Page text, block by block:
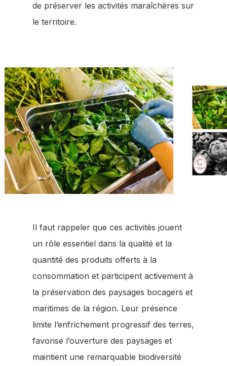
Votre panier est vide.
de préserver les activités maraîchères sur
le territoire.
Il faut rappeler que ces activités jouent
un rôle essentiel dans la qualité et la
quantité des produits offerts à la
consommation et participent activement à
la préservation des paysages bocagers et
maritimes de la région. Leur présence
limite l’enfrichement progressif des terres,
favorise l’ouverture des paysages et
maintient une remarquable biodiversité